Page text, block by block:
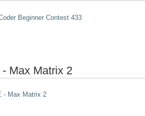
Beginner Contest 433
- Max Matrix 2
- Max Matrix 2